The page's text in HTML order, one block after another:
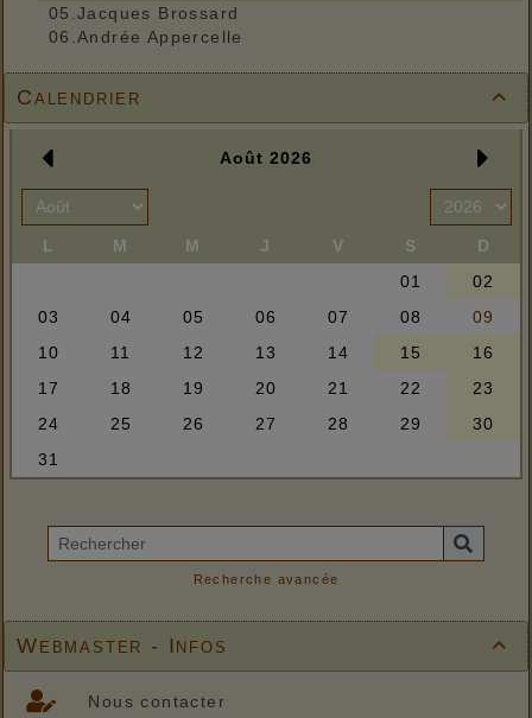
05.Jacques Brossard
06.Andrée Appercelle

Calendrier
Recherche avancée

Webmaster - Infos
Nous contacter